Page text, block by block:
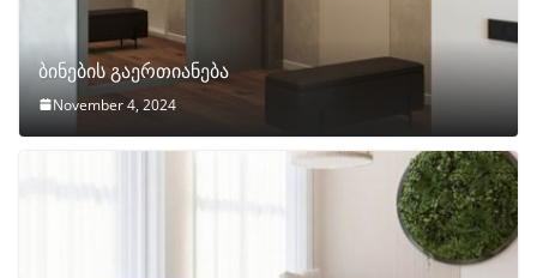
ბინების გაერთიანება
November 4, 2024